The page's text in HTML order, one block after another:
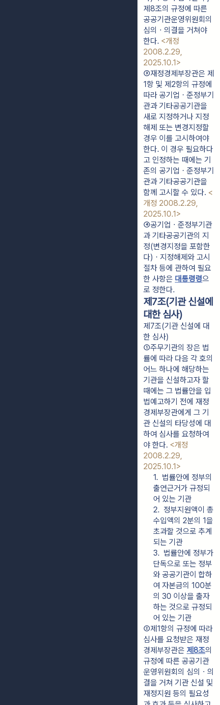
제8조의 규정에 따른
공공기관운영위원회의
심의ㆍ의결을 거쳐야
한다. <개정
2008.2.29,
2025.10.1>
③재정경제부장관은 제
1항 및 제2항의 규정에
따라 공기업ㆍ준정부기
관과 기타공공기관을
새로 지정하거나 지정
해제 또는 변경지정할
경우 이를 고시하여야
한다. 이 경우 필요하다
고 인정하는 때에는 기
존의 공기업ㆍ준정부기
관과 기타공공기관을
함께 고시할 수 있다. <
개정 2008.2.29,
2025.10.1>
④공기업ㆍ준정부기관
과 기타공공기관의 지
정(변경지정을 포함한
다)ㆍ지정해제와 고시
절차 등에 관하여 필요
한 사항은 대통령령으
로 정한다.
제7조(기관 신설에
대한 심사)
제7조(기관 신설에 대
한 심사)
①주무기관의 장은 법
률에 따라 다음 각 호의
어느 하나에 해당하는
기관을 신설하고자 할
때에는 그 법률안을 입
법예고하기 전에 재정
경제부장관에게 그 기
관 신설의 타당성에 대
하여 심사를 요청하여
야 한다. <개정
2008.2.29,
2025.10.1>
1.  법률안에 정부의
출연근거가 규정되
어 있는 기관
2.  정부지원액이 총
수입액의 2분의 1을
초과할 것으로 추계
되는 기관
3.  법률안에 정부가
단독으로 또는 정부
와 공공기관이 합하
여 자본금의 100분
의 30 이상을 출자
하는 것으로 규정되
어 있는 기관
②제1항의 규정에 따라
심사를 요청받은 재정
경제부장관은 제8조의
규정에 따른 공공기관
운영위원회의 심의ㆍ의
결을 거쳐 기관 신설 및
재정지원 등의 필요성